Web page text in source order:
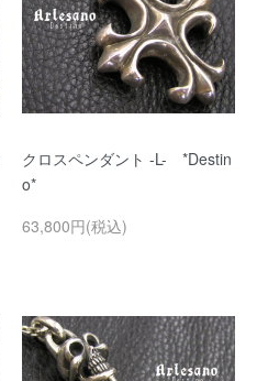
クロスペンダント -L- *Destin
o*
63,800円(税込)